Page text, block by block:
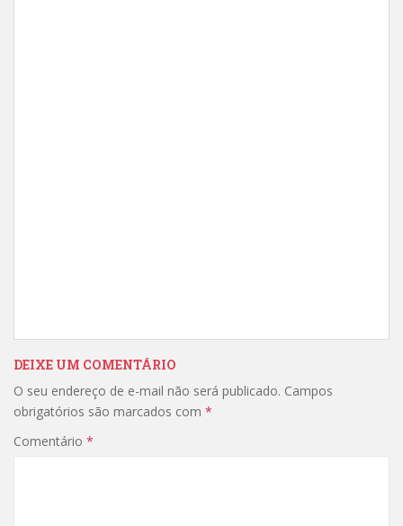
DEIXE UM COMENTÁRIO
O seu endereço de e-mail não será publicado. Campos
obrigatórios são marcados com *
Comentário *